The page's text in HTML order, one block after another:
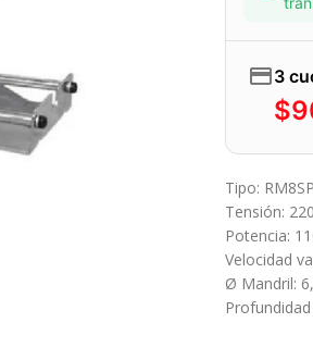
3
$
Tipo: RM8SP
Tensión:
Potencia:
Velocidad
Ø Mandril: